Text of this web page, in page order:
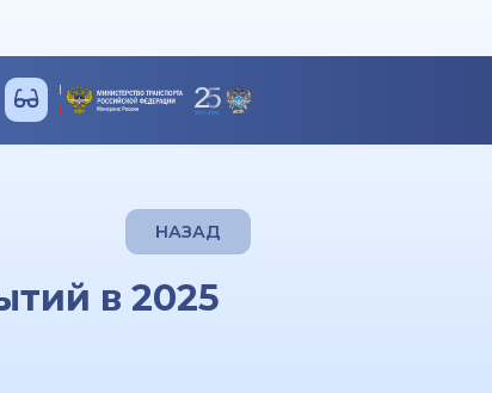
НАЗАД
в 2025